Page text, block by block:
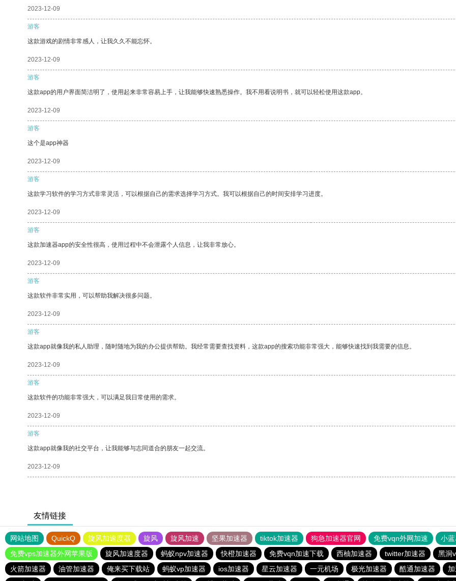
2023-12-09
游客
这款游戏的剧情非常感人，让我久久不能忘怀。
2023-12-09
游客
这款app的用户界面简洁明了，使用起来非常容易上手，让我能够快速熟悉操作。我不用看说明书，就可以轻松使用这款app。
2023-12-09
游客
这个是app神器
2023-12-09
游客
这款学习软件的学习方式非常灵活，可以根据自己的需求选择学习方式。我可以根据自己的时间安排学习进度。
2023-12-09
游客
这款加速器app的安全性很高，使用过程中不会泄露个人信息，让我非常放心。
2023-12-09
游客
这款软件非常实用，可以帮助我解决很多问题。
2023-12-09
游客
这款app就像我的私人助理，随时随地为我的办公提供帮助。我经常需要查找资料，这款app的搜索功能非常强大，能够快速找到我需要的信息。
2023-12-09
游客
这款软件的功能非常强大，可以满足我日常使用的需求。
2023-12-09
游客
这款app就像我的社交平台，让我能够与志同道合的朋友一起交流。
2023-12-09
友情链接
网站地图 QuickQ 旋风加速度器 旋风 旋风加速 坚果加速器 tiktok加速器 狗急加速器官网 免费vqn外网加速
小
免费vps加速器外网苹果版
旋风加速度器 蚂蚁npv加速器 快橙加速器 免费vqn加速下载 西柚加速器 twitter加速器
黑洞
火箭加速器
油管加速器 俺来买下载站 蚂蚁vp加速器 ios加速器 星云加速器 一元机场 极光加速器 酷通加速器